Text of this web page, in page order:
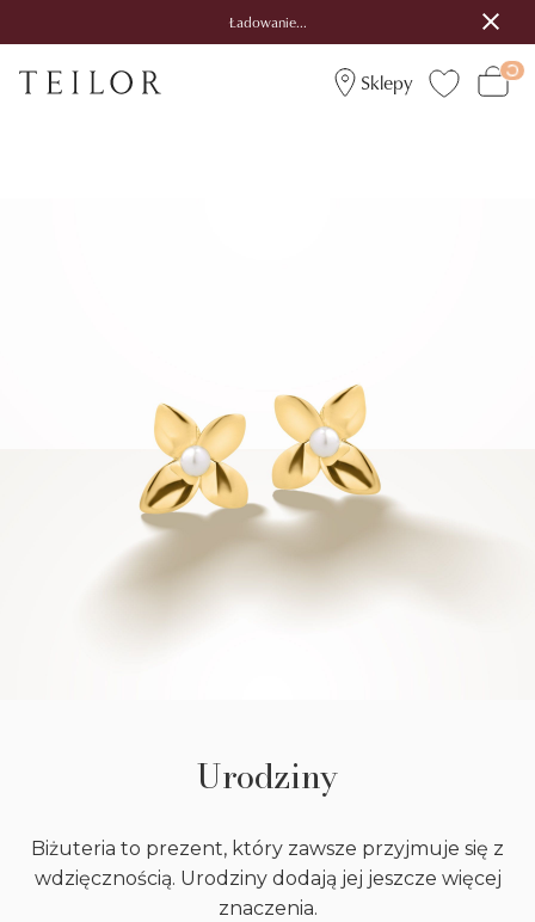
Ładowanie...
Sklepy
Urodziny
Biżuteria to prezent, który zawsze przyjmuje się z
wdzięcznością. Urodziny dodają jej jeszcze więcej
znaczenia.